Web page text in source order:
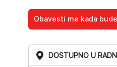
Obavesti me kada
DOSTUPNO U